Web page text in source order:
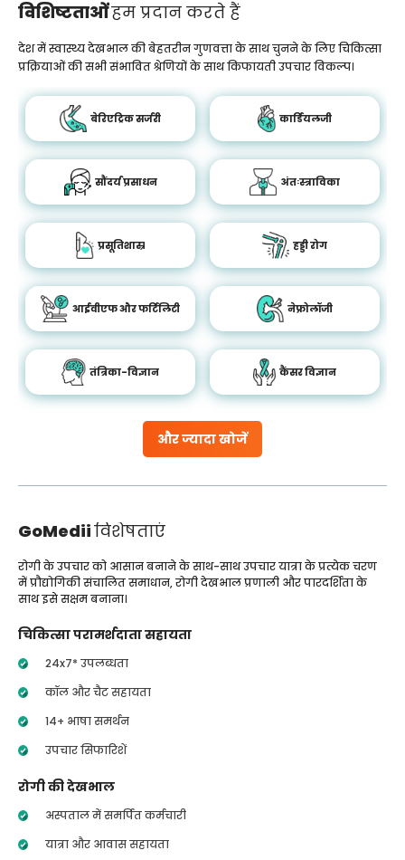
विशिष्टताओंहम प्रदान करते हैं
और ज्यादा खोजें
देश में स्वास्थ्य देखभाल की बेहतरीन गुणवत्ता के साथ चुनने के लिए चिकित्सा
प्रक्रियाओं की सभी संभावित श्रेणियों के साथ किफायती उपचार विकल्प।
बेरिएट्रिक सर्जरी कार्डियलजी
सौंदर्य प्रसाधन अंतःस्त्राविका
प्रसूतिशास्र हड्डी रोग
आईवीएफ और फर्टिलिटी नेफ्रोलॉजी
तंत्रिका-विज्ञान कैंसर विज्ञान
GoMediiविशेषताएं
रोगी के उपचार को आसान बनाने के साथ-साथ उपचार यात्रा के प्रत्येक चरण
में प्रौद्योगिकी संचालित समाधान, रोगी देखभाल प्रणाली और पारदर्शिता के
साथ इसे सक्षम बनाना।
चिकित्सा परामर्शदाता सहायता
24x7* उपलब्धता
कॉल और चैट सहायता
14+ भाषा समर्थन
उपचार सिफारिशें
रोगी की देखभाल
अस्पताल में समर्पित कर्मचारी
यात्रा और आवास सहायता